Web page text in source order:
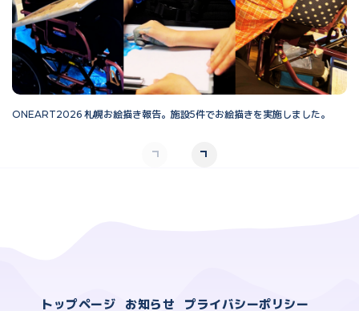
ONEART2026 札幌お絵描き報告。施設5件でお絵描きを実施しました。
トップページ お知らせ プライバシーポリシー